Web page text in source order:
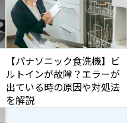
【パナソニック食洗機】ビ
ルトインが故障？エラーが
出ている時の原因や対処法
を解説